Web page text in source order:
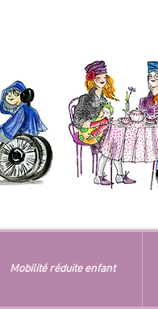
Mobilité réduite enfant